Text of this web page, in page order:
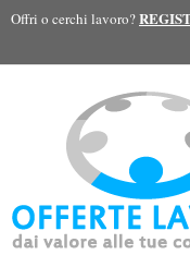
Offri o cerchi lavoro?